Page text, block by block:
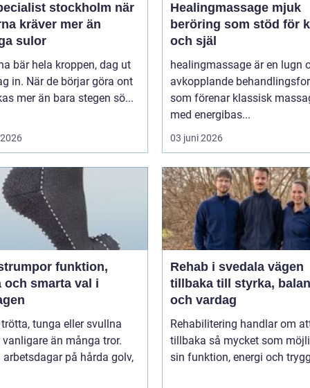
stockholm när
kräver mer än
sulor
bär hela kroppen, dag ut
in. När de börjar göra ont
påverkas mer än bara stegen sö...
Healingmassage mjuk
beröring som stöd för
och själ
healingmassage är en lugn
avkopplande
som förenar klassisk
med energibas...
03 juni 2026
funktion,
och smarta val i
tunga eller svullna
vanligare än många tror.
arbetsdagar på hårda golv,
Rehab i svedala vägen
tillbaka till styrka,
och vardag
Rehabilitering handlar om
tillbaka så mycket som
sin funktion, energi och